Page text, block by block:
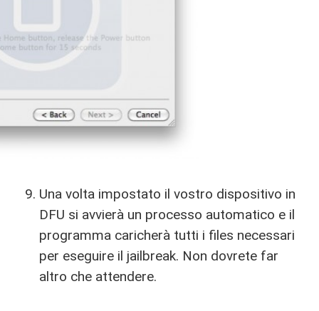
Una volta impostato il vostro dispositivo in
DFU si avvierà un processo automatico e il
programma caricherà tutti i files necessari
per eseguire il jailbreak. Non dovrete far
altro che attendere.